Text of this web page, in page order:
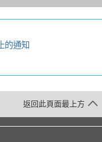
的通知
返回此頁面最上方